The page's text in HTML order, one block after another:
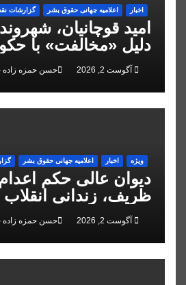
اخبار اعلاميه جهانی حقوق بشر گزارشات
امید قوچانیان،
سال زندان محکوم شد
آگوست 2, 2026 حسن حمزه زاده
ویژه اخبار اعلاميه جهانی حقوق بشر
دیوان عالی حکم
ظریف، زندانی انقلاب
کردآگوست 2, 2026 حسن حمزه زاده